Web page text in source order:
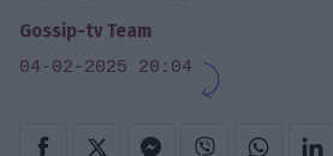
Gossip-tv Team
04-02-2025 20:04